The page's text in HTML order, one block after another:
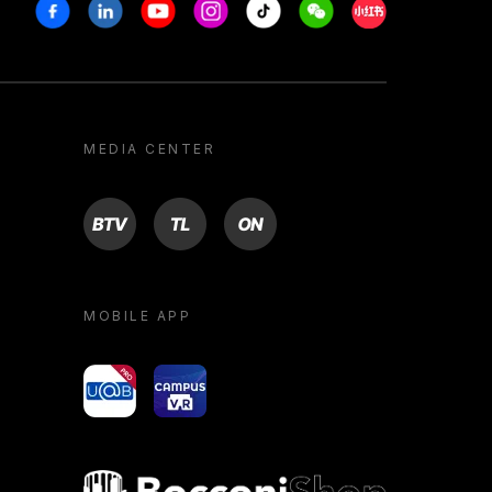
FacebookLinkedinYoutubeInstagram
Tiktok WeechatXiaohongshu/
MEDIA CENTER
BTV TL ON
MOBILE APP
yoU@B Campus VR
Bocconi shop